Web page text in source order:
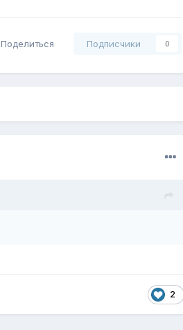
Поделиться Подписчики 0
2